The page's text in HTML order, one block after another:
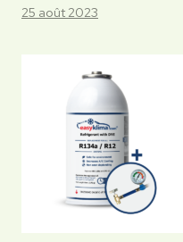
25 août 2023